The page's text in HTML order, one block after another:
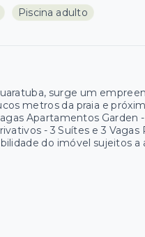
Piscina adulto
surge um
metros da praia e
Apartamentos Garden
- 3 Suítes e 3
do imóvel sujeitos a